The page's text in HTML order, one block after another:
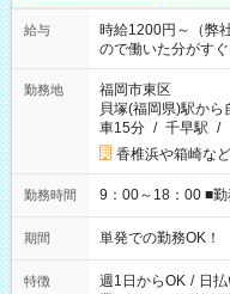
給与
時給1200円～（弊
ので働いた分がすぐ
勤務地
福岡市東区
貝塚(福岡県)駅から
車15分 / 千早駅 /
香椎浜や箱崎な
勤務時間 9：00～18：00 ■
期間 単発での勤務OK！
特徴 週1日からOK / 日